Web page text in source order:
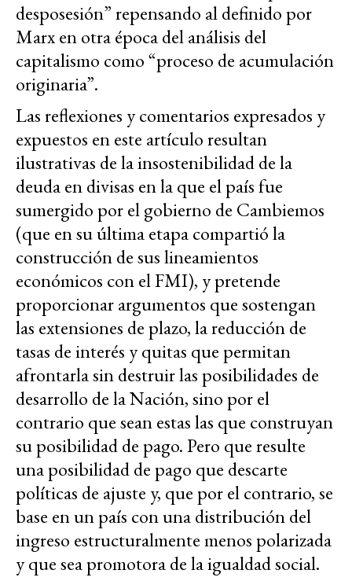
desposesión” repensando al definido por
Marx en otra época del análisis del
capitalismo como “proceso de acumulación
originaria”.
Las reflexiones y comentarios expresados y
expuestos en este artículo resultan
ilustrativas de la insostenibilidad de la
deuda en divisas en la que el país fue
sumergido por el gobierno de Cambiemos
(que en su última etapa compartió la
construcción de sus lineamientos
económicos con el FMI), y pretende
proporcionar argumentos que sostengan
las extensiones de plazo, la reducción de
tasas de interés y quitas que permitan
afrontarla sin destruir las posibilidades de
desarrollo de la Nación, sino por el
contrario que sean estas las que construyan
su posibilidad de pago. Pero que resulte
una posibilidad de pago que descarte
políticas de ajuste y, que por el contrario, se
base en un país con una distribución del
ingreso estructuralmente menos polarizada
y que sea promotora de la igualdad social.